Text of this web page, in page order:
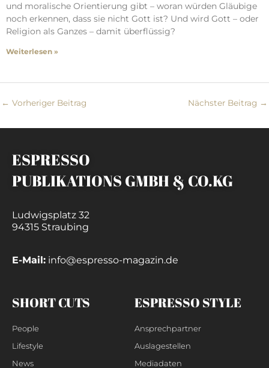
und moralische Orientierung gibt – woran würden Gläubige
noch erkennen, dass sie nicht Gott ist? Und wird Gott – oder
Religion als Ganzes – damit überflüssig?
Weiterlesen »
← Vorheriger Beitrag Nächster Beitrag →
ESPRESSO
PUBLIKATIONS GMBH & CO.KG
Ludwigsplatz 32
94315 Straubing
E-Mail: info@espresso-magazin.de
SHORT CUTS
People
Lifestyle
News
ESPRESSO STYLE
Ansprechpartner
Auslagestellen
Mediadaten